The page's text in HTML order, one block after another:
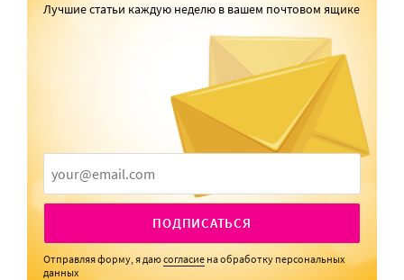
Лучшие статьи каждую неделю в вашем почтовом ящике
ПОДПИСАТЬСЯ
Отправляя форму, я даюсогласие на обработку персональных
данных